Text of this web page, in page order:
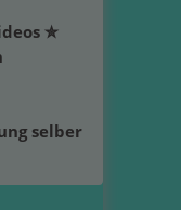
✮
selber